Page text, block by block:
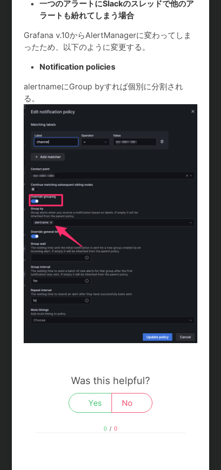
一つのアラートにSlackのスレッドで他のア
ラートも紛れてしまう場合
Grafana v.10からAlertManagerに変わってしま
ったため、以下のように変更する。
Notification policies
alertnameにGroup byすれば個別に分割され
る。
Was this helpful?
Yes No
0 / 0